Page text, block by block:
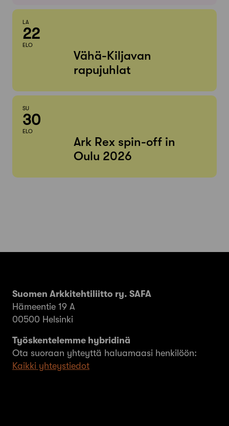
LA
22
ELO
Vähä-Kiljavan
rapujuhlat
SU
30
ELO
Ark Rex spin-off in
Oulu 2026
Suomen Arkkitehtiliitto ry. SAFA
Hämeentie 19 A
00500 Helsinki
Työskentelemme hybridinä
Ota suoraan yhteyttä haluamaasi henkilöön:
Kaikki yhteystiedot